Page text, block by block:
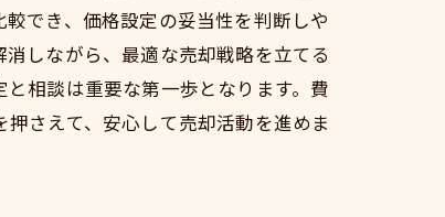
でき、価格設定の妥当性を判断しや
しながら、最適な売却戦略を立てる
相談は重要な第一歩となります。費
さえて、安心して売却活動を進めま